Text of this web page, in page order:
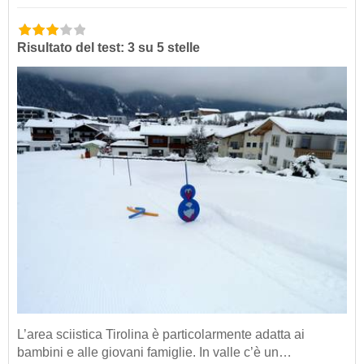
Risultato del test: 3 su 5 stelle
L’area sciistica Tirolina è particolarmente adatta ai
bambini e alle giovani famiglie. In valle c’è un…